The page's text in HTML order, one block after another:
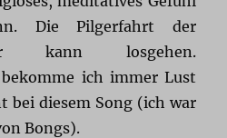
Die Pilgerfahrt der
kann losgehen.
bekomme ich immer Lust
bei diesem Song (ich war
Bongs).